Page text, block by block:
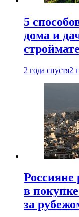
5
дома и
2 года спустя2
Россияне
в
за